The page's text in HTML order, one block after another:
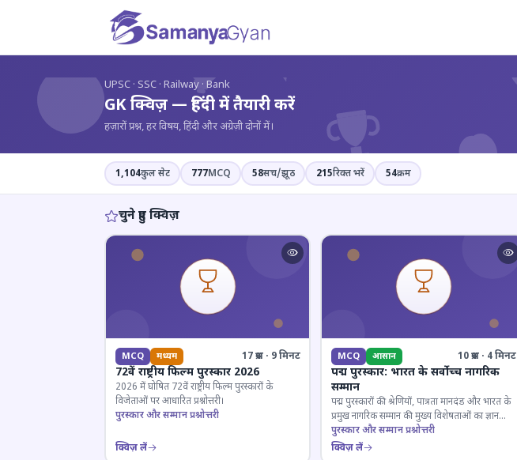
? UPSC · SSC · Railway · Bank
GK क्विज़ — हिंदी में तैयारी करें
हज़ारों प्रश्न, हर विषय, हिंदी और अंग्रेज़ी दोनों में।
1,104कुल सेट 777MCQ 58सच/झूठ 215रिक्त भरें 54क्रम
चुने हुए क्विज़
MCQ मध्यम 17 प्रश्न · 9 मिनट
72वें राष्ट्रीय फिल्म पुरस्कार 2026
2026 में घोषित 72वें राष्ट्रीय फिल्म पुरस्कारों के
विजेताओं पर आधारित प्रश्नोत्तरी।
पुरस्कार और सम्मान प्रश्नोत्तरी
क्विज़ लें
MCQ आसान 10 प्रश्न · 4 मिनट
पद्म पुरस्कार: भारत के सर्वोच्च नागरिक
सम्मान
पद्म पुरस्कारों की श्रेणियों, पात्रता मानदंड और भारत के
प्रमुख नागरिक सम्मान की मुख्य विशेषताओं का ज्ञान
परखें।
पुरस्कार और सम्मान प्रश्नोत्तरी
क्विज़ लें